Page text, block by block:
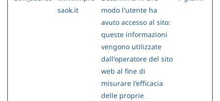
saok.it
modo l'utente ha
avuto accesso al sito:
queste informazioni
vengono utilizzate
dall'operatore del sito
web al fine di
misurare l'efficacia
delle proprie